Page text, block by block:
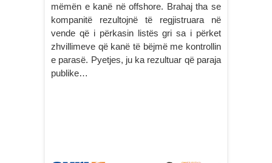
mëmën e kanë në offshore. Brahaj tha se
kompanitë rezultojnë të regjistruara në
vende që i përkasin listës gri sa i përket
zhvillimeve që kanë të bëjmë me kontrollin
e parasë. Pyetjes, ju ka rezultuar që paraja
publike…